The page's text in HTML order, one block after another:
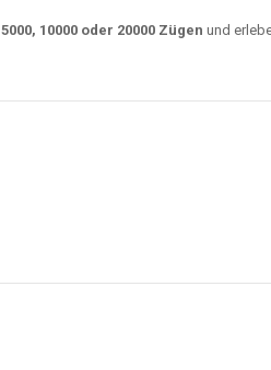
5000, 10000 oder 20000 Zügen und